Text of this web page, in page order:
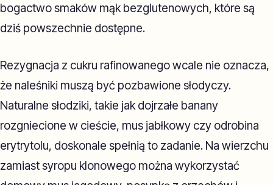
bogactwo smaków mąk bezglutenowych, które są
dziś powszechnie dostępne.
Rezygnacja z cukru rafinowanego wcale nie oznacza,
że naleśniki muszą być pozbawione słodyczy.
Naturalne słodziki, takie jak dojrzałe banany
rozgniecione w cieście, mus jabłkowy czy odrobina
erytrytolu, doskonale spełnią to zadanie. Na wierzchu
zamiast syropu klonowego można wykorzystać